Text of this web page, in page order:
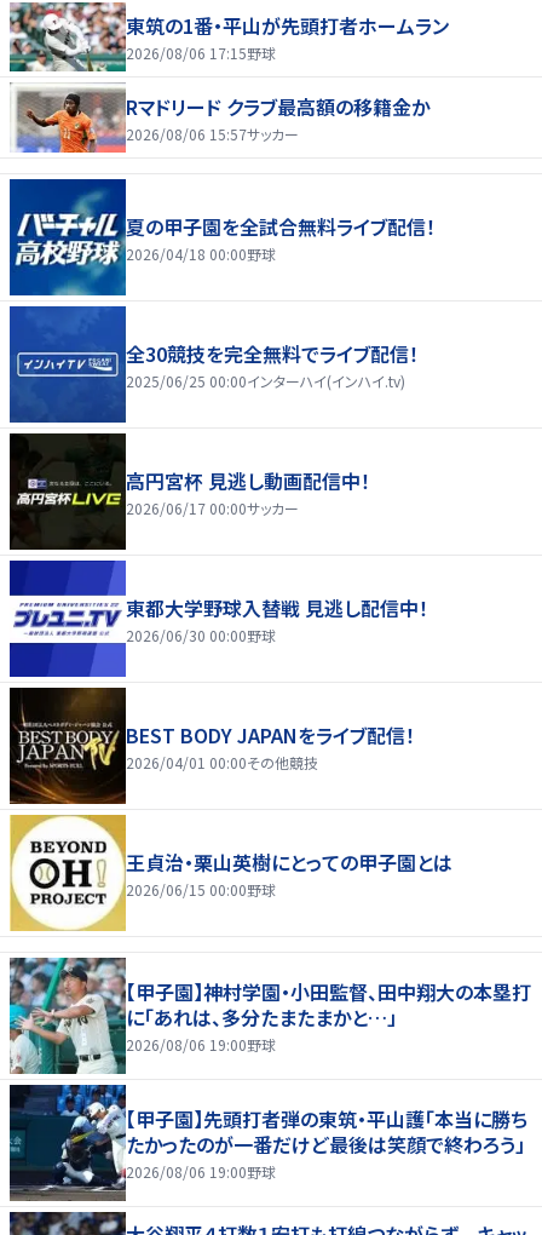
東筑の1番・平山が先頭打者ホームラン
2026/08/06 17:15野球
Rマドリード クラブ最高額の移籍金か
2026/08/06 15:57サッカー
夏の甲子園を全試合無料ライブ配信！
2026/04/18 00:00野球
全30競技を完全無料でライブ配信！
2025/06/25 00:00インターハイ(インハイ.tv)
高円宮杯 見逃し動画配信中！
2026/06/17 00:00サッカー
東都大学野球入替戦 見逃し配信中！
2026/06/30 00:00野球
BEST BODY JAPANをライブ配信！
2026/04/01 00:00その他競技
王貞治・栗山英樹にとっての甲子園とは
2026/06/15 00:00野球
【甲子園】神村学園・小田監督、田中翔大の本塁打
に「あれは、多分たまたまかと…」
2026/08/06 19:00野球
【甲子園】先頭打者弾の東筑・平山護「本当に勝ち
たかったのが一番だけど最後は笑顔で終わろう」
2026/08/06 19:00野球